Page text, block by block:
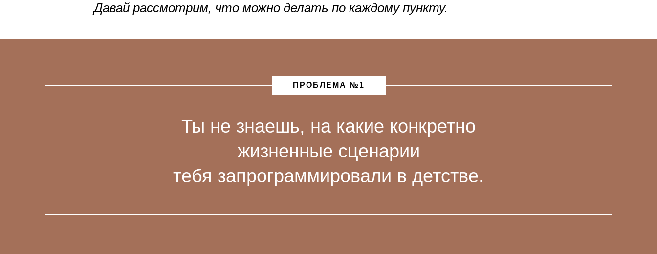
Давай рассмотрим, что можно делать по каждому пункту.
ПРОБЛЕМА №1
Ты не знаешь, на какие конкретно
жизненные сценарии
тебя запрограммировали в детстве.